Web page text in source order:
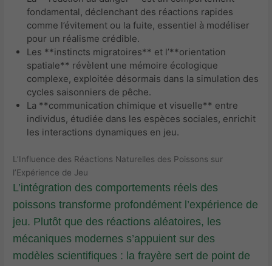
fondamental, déclenchant des réactions rapides
comme l’évitement ou la fuite, essentiel à modéliser
pour un réalisme crédible.
Les **instincts migratoires** et l’**orientation
spatiale** révèlent une mémoire écologique
complexe, exploitée désormais dans la simulation des
cycles saisonniers de pêche.
La **communication chimique et visuelle** entre
individus, étudiée dans les espèces sociales, enrichit
les interactions dynamiques en jeu.
L’Influence des Réactions Naturelles des Poissons sur
l’Expérience de Jeu
L’intégration des comportements réels des
poissons transforme profondément l’expérience de
jeu. Plutôt que des réactions aléatoires, les
mécaniques modernes s’appuient sur des
modèles scientifiques : la frayère sert de point de